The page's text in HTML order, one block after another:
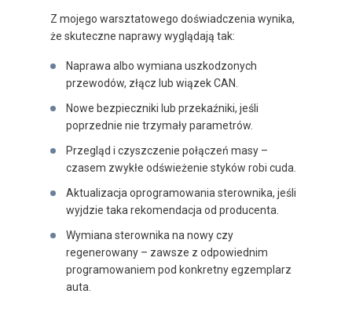
Z mojego warsztatowego doświadczenia wynika,
że skuteczne naprawy wyglądają tak:
Naprawa albo wymiana uszkodzonych
przewodów, złącz lub wiązek CAN.
Nowe bezpieczniki lub przekaźniki, jeśli
poprzednie nie trzymały parametrów.
Przegląd i czyszczenie połączeń masy –
czasem zwykłe odświeżenie styków robi cuda.
Aktualizacja oprogramowania sterownika, jeśli
wyjdzie taka rekomendacja od producenta.
Wymiana sterownika na nowy czy
regenerowany – zawsze z odpowiednim
programowaniem pod konkretny egzemplarz
auta.